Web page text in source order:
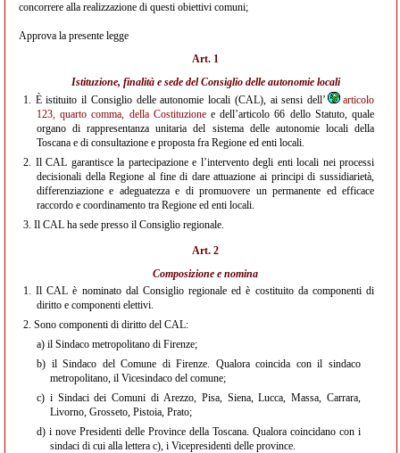
concorrere alla realizzazione di questi obiettivi comuni;
Approva la presente legge
Art. 1
Istituzione, finalità e sede del Consiglio delle autonomie locali
1. È istituito il Consiglio delle autonomie locali (CAL), ai sensi dell’
articolo
123, quarto comma, della Costituzionee dell’articolo 66 dello Statuto, quale
organo di rappresentanza unitaria del sistema delle autonomie locali della
Toscana e di consultazione e proposta fra Regione ed enti locali.
2. Il CAL garantisce la partecipazione e l’intervento degli enti locali nei processi
decisionali della Regione al fine di dare attuazione ai principi di sussidiarietà,
differenziazione e adeguatezza e di promuovere un permanente ed efficace
raccordo e coordinamento tra Regione ed enti locali.
3. Il CAL ha sede presso il Consiglio regionale.
Art. 2
Composizione e nomina
1.Il CAL è nominato dal Consiglio regionale ed è costituito da componenti di
diritto e componenti elettivi.
2. Sono componenti di diritto del CAL:
a) il Sindaco metropolitano di Firenze;
b) il Sindaco del Comune di Firenze. Qualora coincida con il sindaco
metropolitano, il Vicesindaco del comune;
c) i Sindaci dei Comuni di Arezzo, Pisa, Siena, Lucca, Massa, Carrara,
Livorno, Grosseto, Pistoia, Prato;
d) i nove Presidenti delle Province della Toscana. Qualora coincidano con i
sindaci di cui alla lettera c), i Vicepresidenti delle province.